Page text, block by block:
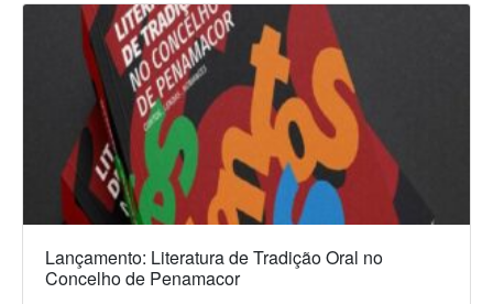
Lançamento: Literatura de Tradição Oral no
Concelho de Penamacor